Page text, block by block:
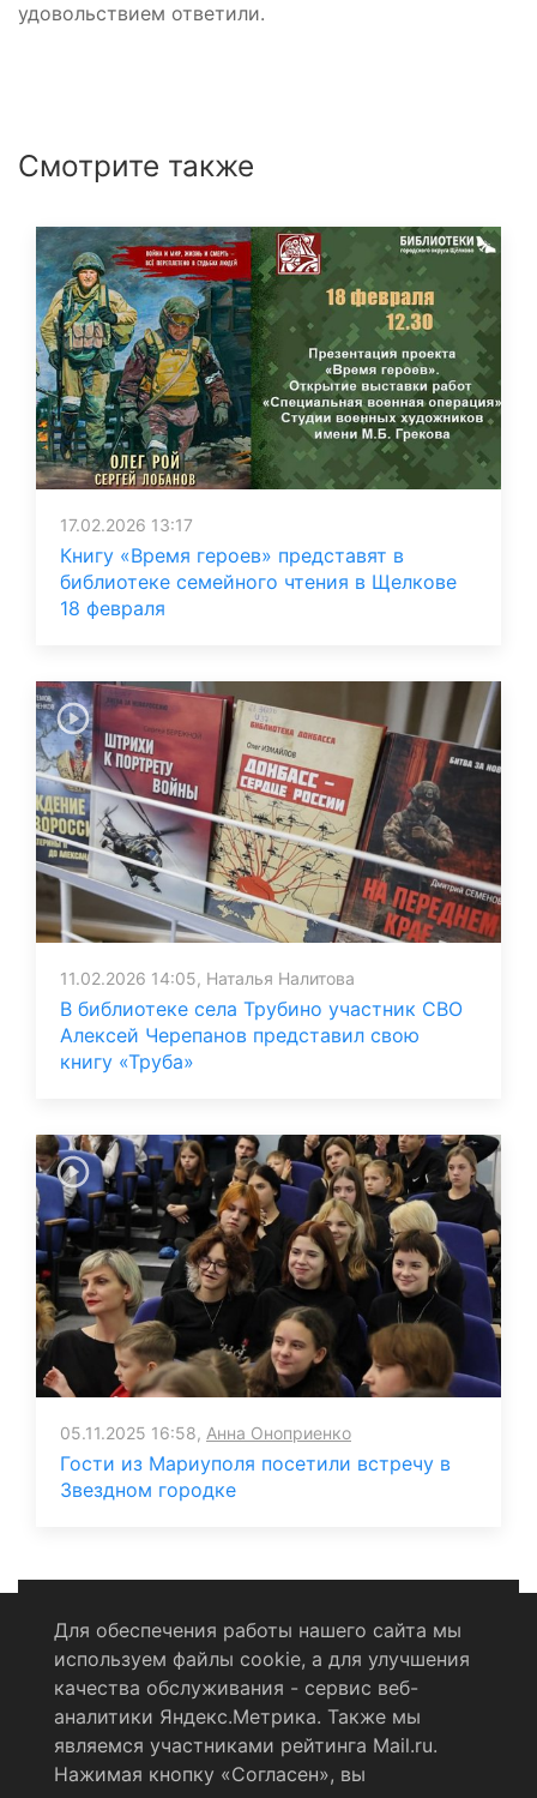
удовольствием ответили.
Смотрите также
17.02.2026 13:17
Книгу «Время героев» представят в
библиотеке семейного чтения в Щелкове
18 февраля
11.02.2026 14:05, Наталья Налитова
В библиотеке села Трубино участник СВО
Алексей Черепанов представил свою
книгу «Труба»
05.11.2025 16:58, Анна Оноприенко
Гости из Мариуполя посетили встречу в
Звездном городке
Политика конфиденциальности
Согласие на обработку персональных данных
RSS-лента
Для обеспечения работы нашего сайта мы
используем файлы cookie, а для улучшения
качества обслуживания - сервис веб-
аналитики Яндекс.Метрика. Также мы
являемся участниками рейтинга Mail.ru.
Нажимая кнопку «Согласен», вы